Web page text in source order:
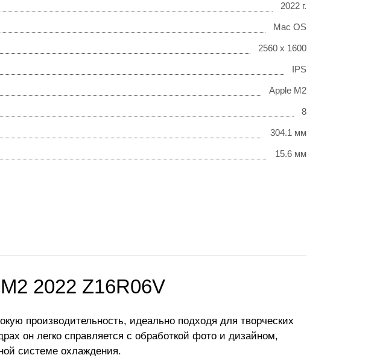
2022 г.
Mac OS
2560 x 1600
IPS
Apple M2
8
304.1 мм
15.6 мм
2022 Z16R06V
производительность, идеально подходя для творческих
он легко справляется с обработкой фото и дизайном,
системе охлаждения.